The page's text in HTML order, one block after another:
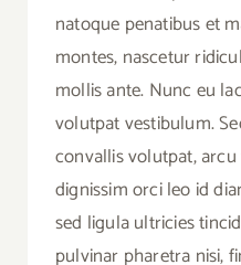
natoque penatibus et
montes, nascetur
mollis ante. Nunc eu
volutpat vestibulum.
convallis volutpat,
dignissim orci leo id
sed ligula ultricies
pulvinar pharetra nisi,